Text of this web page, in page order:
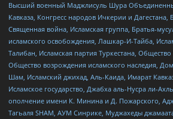
Высший военный Маджлисуль Шура
Кавказа, Конгресс народов Ичкерии и Дагестана,
Священная война, Исламская группа, Братья-
исламского освобождения, Лашкар-И-Тайба,
Талибан, Исламская партия Туркестана,
Общество возрождения исламского наследия,
Шам, Исламский джихад, Аль-Каида, Имарат
Исламское государство, Джабха аль-Нусра ли-
ополчение имени К. Минина и Д. Пожарского,
Тагьаля SHAM, АУМ Синрике, Муджахеды